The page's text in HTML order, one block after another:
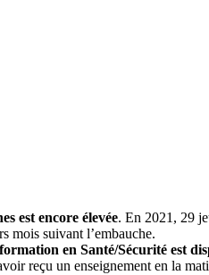
est encore élevée. En 2021, 29
mois suivant l’embauche.
en Santé/Sécurité est
reçu un enseignement en la